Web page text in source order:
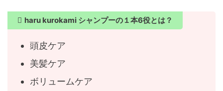
haru kurokami シャンプーの１本6役とは？
頭皮ケア
美髪ケア
ボリュームケア